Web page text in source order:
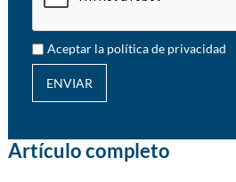
Aceptar la política de privacidad
ENVIAR
Artículo completo